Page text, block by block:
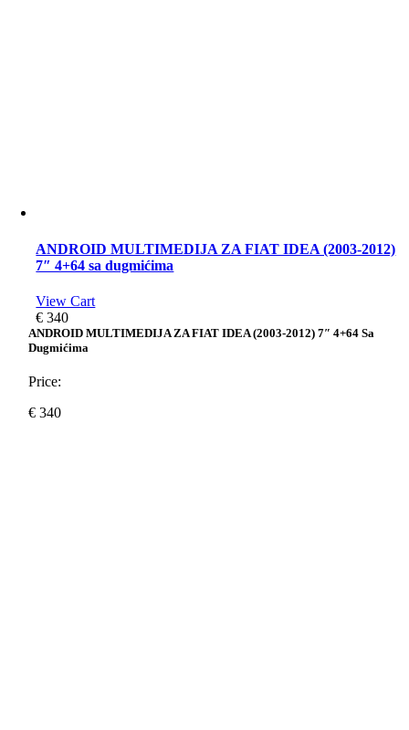
ANDROID MULTIMEDIJA ZA FIAT IDEA (2003-2012)
7″ 4+64 sa dugmićima
View Cart
€ 340
ANDROID MULTIMEDIJA ZA FIAT IDEA (2003-2012) 7″ 4+64 Sa
Dugmićima
Price:
€ 340